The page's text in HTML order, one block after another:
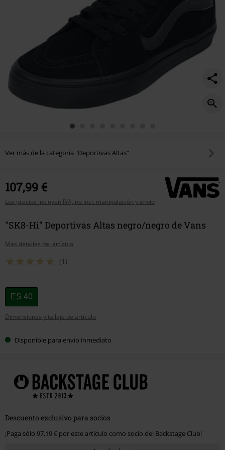
Ver más de la categoría "Deportivas Altas"
107,99 €
Los precios incluyen IVA, no incl. manipulación y envío
"SK8-Hi" Deportivas Altas negro/negro de Vans
Más detalles del artículo
(1)
Elige
tu
talla
ES 40
Dimensiones y tallaje de artículo
Disponible para envío inmediato
Descuento exclusivo para socios
¡Paga sólo 97,19 € por este artículo como socio del Backstage Club!